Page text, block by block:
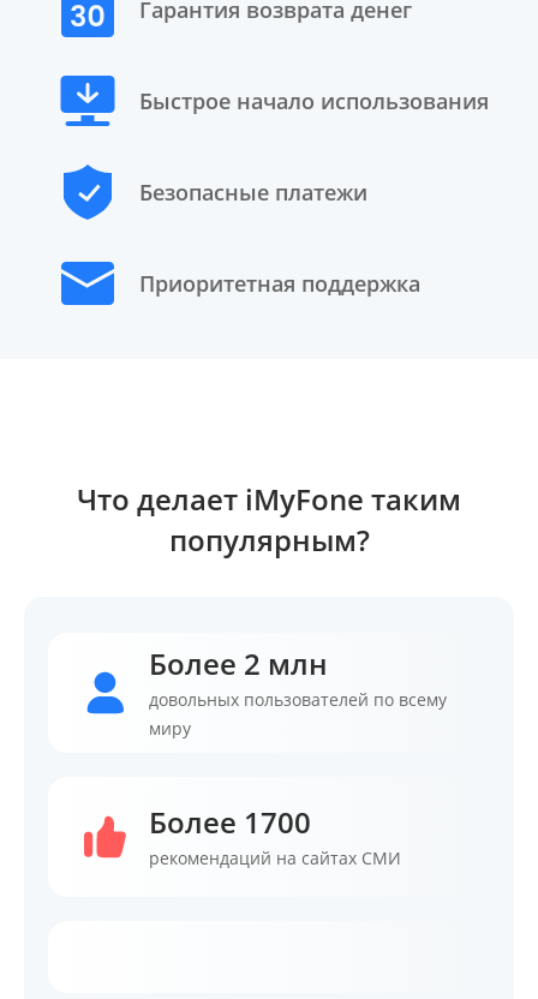
Гарантия возврата денег
Быстрое начало использования
Безопасные платежи
Приоритетная поддержка
Что делает iMyFone таким
популярным?
Более 2 млн
довольных пользователей по всему
миру
Более 1700
рекомендаций на сайтах СМИ